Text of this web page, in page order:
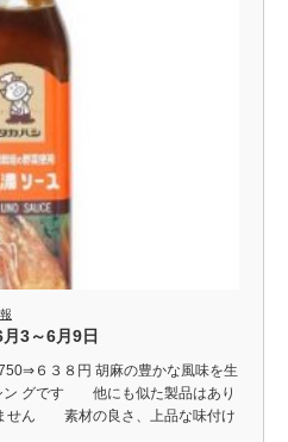
3～6月9日
６３８円 胡麻の豊かな風味を生
ン グです 他にも似た製品はあり
せん 素材の良さ、上品な味付け